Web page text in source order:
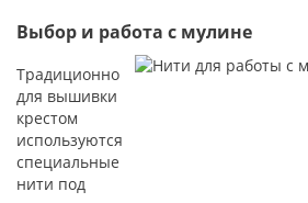
Выбор и работа с мулине
Традиционно
для вышивки
крестом
используются
специальные
нити под